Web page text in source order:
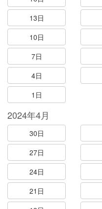
13日
10日
7日
4日
1日
2024年4月
30日
27日
24日
21日